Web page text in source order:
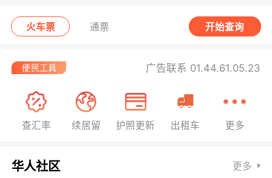
无栏杆收费站逃费将重罚！
火车票 通票 开始查询
广告联系 01.44.61.05.23
查汇率 续居留 护照更新 出租车 更多
华人社区 更多